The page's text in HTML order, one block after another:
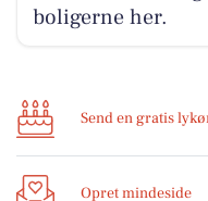
boligerne her.
Send en gratis
Opret mindeside